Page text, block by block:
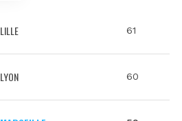
LILLE 61
LYON 60